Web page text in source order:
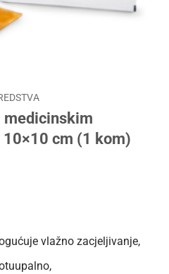
medicinskim
cm (1 kom)
vlažno zacjeljivanje,